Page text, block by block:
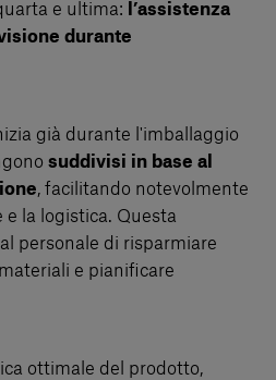
e ultima:
l’assistenza
durante
già durante l'imballaggio
suddivisi in base al
, facilitando notevolmente
e la logistica. Questa
personale di risparmiare
e pianificare
ottimale del prodotto,